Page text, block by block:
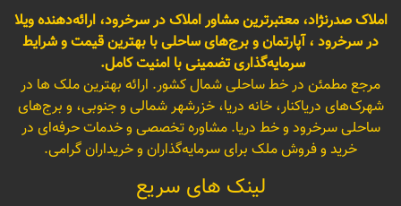
املاک صدرنژاد، معتبرترین مشاور املاک در سرخرود، ارائه‌دهنده ویلا
در سرخرود ، آپارتمان و برج‌های ساحلی با بهترین قیمت و شرایط
سرمایه‌گذاری تضمینی با امنیت کامل.
مرجع مطمئن در خط ساحلی شمال کشور. ارائه بهترین ملک ها در
شهرک‌های دریاکنار، خانه دریا، خزرشهر شمالی و جنوبی، و برج‌های
ساحلی سرخرود و خط دریا. مشاوره تخصصی و خدمات حرفه‌ای در
خرید و فروش ملک برای سرمایه‌گذاران و خریداران گرامی.
لینک های سریع